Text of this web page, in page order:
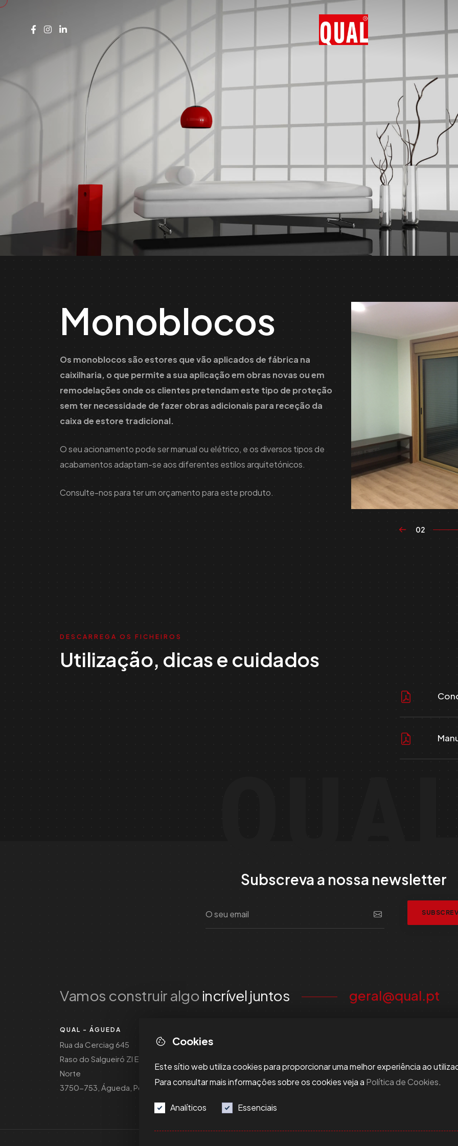
Monoblocos
Os monoblocos são estores que vão aplicados de fábrica na
caixilharia, o que permite a sua aplicação em obras novas ou em
remodelações onde os clientes pretendam este tipo de proteção
sem ter necessidade de fazer obras adicionais para receção da
caixa de estore tradicional.
O seu acionamento pode ser manual ou elétrico, e os diversos tipos de
acabamentos adaptam-se aos diferentes estilos arquitetónicos.
Consulte-nos para ter um orçamento para este produto.
02
DESCARREGA OS FICHEIROS
Utilização, dicas e cuidados
Cookies
Este sítio web utiliza cookies para proporcionar uma melhor experiência ao
Para consultar mais informações sobre os cookies veja a Política de Cookies.
Analíticos Essenciais
Subscreva a nossa newsletter
Vamos construir algo incrível juntos geral@qual.pt
QUAL - ÁGUEDA
Rua da Cerciag 645
Raso do Salgueiró ZI EN1
Norte
3750-753, Águeda, Portugal